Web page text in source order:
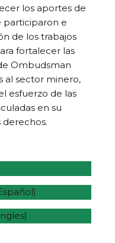
los aportes de
participaron e
de los trabajos
fortalecer las
Ombudsman
al sector minero,
esfuerzo de las
en su